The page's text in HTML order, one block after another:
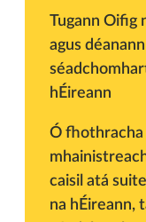
Tugann
agus
hÉireann
Ó fhothracha
caisil atá
na hÉireann,